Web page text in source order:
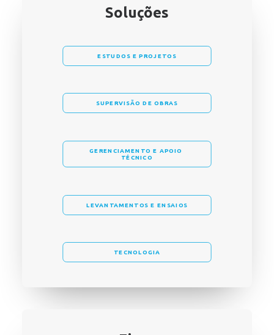
Soluções
ESTUDOS E PROJETOS
SUPERVISÃO DE OBRAS
GERENCIAMENTO E APOIO
TÉCNICO
LEVANTAMENTOS E ENSAIOS
TECNOLOGIA